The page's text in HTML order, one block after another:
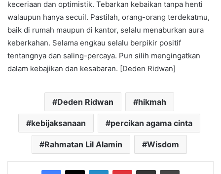
keceriaan dan optimistik. Tebarkan kebaikan tanpa henti
walaupun hanya secuil. Pastilah, orang-orang terdekatmu,
baik di rumah maupun di kantor, selalu menaburkan aura
keberkahan. Selama engkau selalu berpikir positif
tentangnya dan saling-percaya. Pun silih mengingatkan
dalam kebajikan dan kesabaran. [Deden Ridwan]
Deden Ridwan hikmah
kebijaksanaan percikan agama cinta
Rahmatan Lil Alamin Wisdom
Facebook
X LinkedInPinterestShare via Email Print